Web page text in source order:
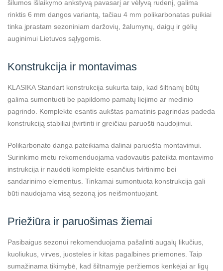
šilumos išlaikymo ankstyvą pavasarį ar vėlyvą rudenį, galima
rinktis 6 mm dangos variantą, tačiau 4 mm polikarbonatas puikiai
tinka įprastam sezoniniam daržovių, žalumynų, daigų ir gėlių
auginimui Lietuvos sąlygomis.
Konstrukcija ir montavimas
KLASIKA Standart konstrukcija sukurta taip, kad šiltnamį būtų
galima sumontuoti be papildomo pamatų liejimo ar medinio
pagrindo. Komplekte esantis aukštas pamatinis pagrindas padeda
konstrukciją stabiliai įtvirtinti ir greičiau paruošti naudojimui.
Polikarbonato danga pateikiama dalinai paruošta montavimui.
Surinkimo metu rekomenduojama vadovautis pateikta montavimo
instrukcija ir naudoti komplekte esančius tvirtinimo bei
sandarinimo elementus. Tinkamai sumontuota konstrukcija gali
būti naudojama visą sezoną jos neišmontuojant.
Priežiūra ir paruošimas žiemai
Pasibaigus sezonui rekomenduojama pašalinti augalų likučius,
kuoliukus, virves, juosteles ir kitas pagalbines priemones. Taip
sumažinama tikimybė, kad šiltnamyje peržiemos kenkėjai ar ligų